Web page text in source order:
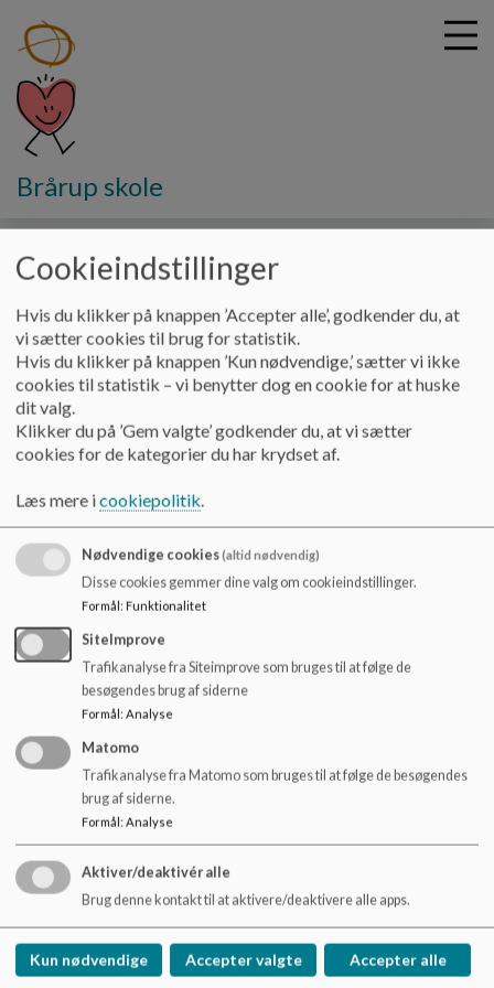
l
Brårup skole
SFO og Klub
Fotopolitik J&U
I løbet af skoleåret tager Brårup klubben billeder af de unge,
både til hverdag men også til vores weekendture mm. Ved
deltagelse accepter man, at Brårup klubben benytter disse
billeder på hjemmesiden og andre publikationer. Ser du et
foto, som du ikke har lyst til at der bliver vist, kan du rette
henvendelse til Brårup klubben, hvorefter det vil blive fjernet.
Brårup Skole
Brårupvej 94. 7800 Skive
braarupskole@skivekommune.dk
Cookieindstillinger
Hvis du klikker på knappen ’Accepter alle’, godkender du, at
vi sætter cookies til brug for statistik.
Hvis du klikker på knappen ’Kun nødvendige,’ sætter vi ikke
cookies til statistik – vi benytter dog en cookie for at huske
dit valg.
Klikker du på ’Gem valgte’ godkender du, at vi sætter
cookies for de kategorier du har krydset af.
Læs mere icookiepolitik.
Nødvendige cookies(altid nødvendig)
Disse cookies gemmer dine valg om cookieindstillinger.
Formål: Funktionalitet
SiteImprove
Trafikanalyse fra Siteimprove som bruges til at følge de
besøgendes brug af siderne
Formål: Analyse
Matomo
Trafikanalyse fra Matomo som bruges til at følge de besøgendes
brug af siderne.
Formål: Analyse
Aktiver/deaktivér alle
Brug denne kontakt til at aktivere/deaktivere alle apps.
Kun nødvendige Accepter valgte Accepter alle